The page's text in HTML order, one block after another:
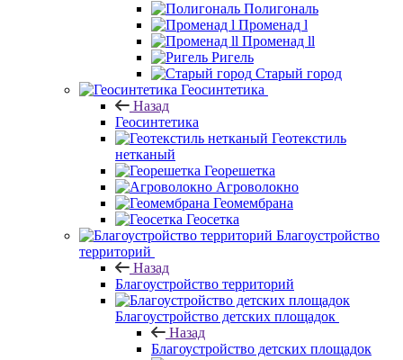
Полигональ
Променад l
Променад ll
Ригель
Старый город
Геосинтетика
Назад
Геосинтетика
Геотекстиль
нетканый
Георешетка
Агроволокно
Геомембрана
Геосетка
Благоустройство
территорий
Назад
Благоустройство территорий
Благоустройство детских площадок
Назад
Благоустройство детских площадок